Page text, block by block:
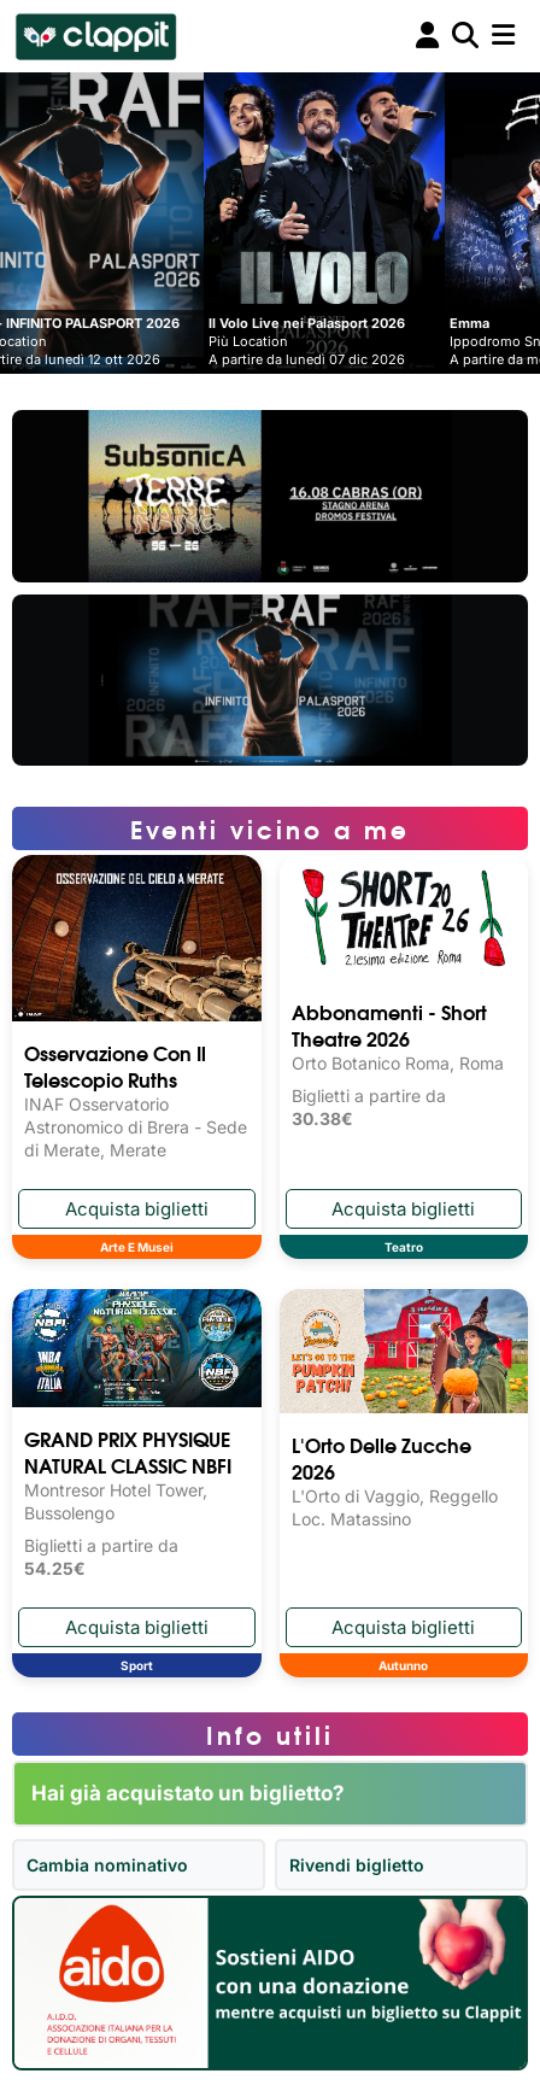
Clappit
biglietteria
Il Volo Live nei Palasport 2026
Più Location
A partire da lunedì 07 dic 2026
Emma
Ippodromo Snai - San Siro
A partire da mercoledì 09 set 2026
A
Eventi vicino a me
Osservazione Con Il
Telescopio Ruths
INAF Osservatorio
Astronomico di Brera - Sede
di Merate, Merate
Arte E Musei
Abbonamenti - Short
Theatre 2026
Orto Botanico Roma, Roma
Biglietti a partire da
30.38€
Teatro
GRAND PRIX PHYSIQUE
NATURAL CLASSIC NBFI
Montresor Hotel Tower,
Bussolengo
Biglietti a partire da
54.25€
Sport
L'Orto Delle Zucche
2026
L'Orto di Vaggio, Reggello
Loc. Matassino
Autunno
Info utili
Hai già acquistato un biglietto?
Cambia nominativo Rivendi biglietto